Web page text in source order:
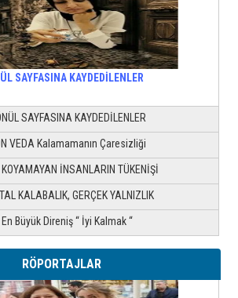
SAYFASINA KAYDEDİLENLER
SAYFASINA KAYDEDİLENLER
VEDA Kalamamanın Çaresizliği
İNSANLARIN TÜKENİŞİ
KALABALIK, GERÇEK YALNIZLIK
Büyük Direniş “ İyi Kalmak “
RÖPORTAJLAR